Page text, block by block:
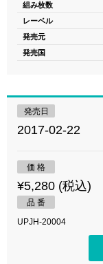
組み枚数
レーベル
発売元
発売国
発売日
2017-02-22
価 格
¥5,280 (税込)
品 番
UPJH-20004